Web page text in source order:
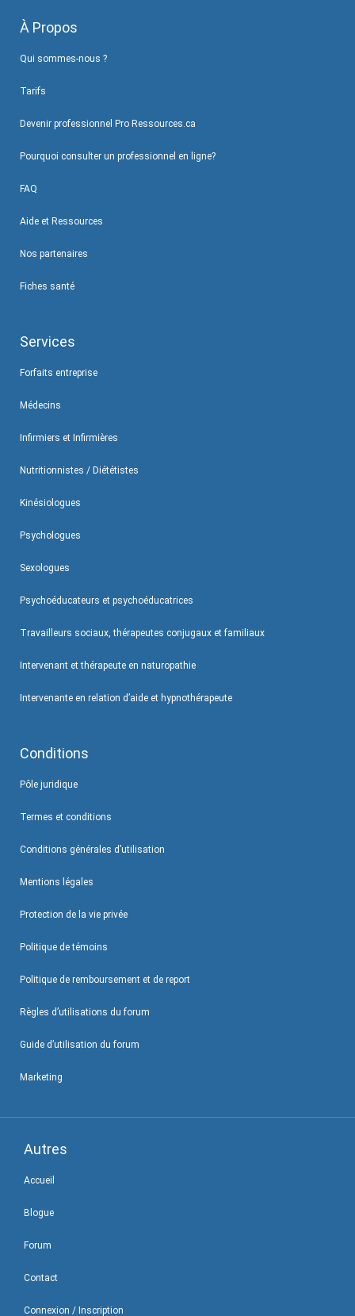
À Propos
Qui sommes-nous ?
Tarifs
Devenir professionnel Pro Ressources.ca
Pourquoi consulter un professionnel en ligne?
FAQ
Aide et Ressources
Nos partenaires
Fiches santé
Services
Forfaits entreprise
Médecins
Infirmiers et Infirmières
Nutritionnistes / Diététistes
Kinésiologues
Psychologues
Sexologues
Psychoéducateurs et psychoéducatrices
Travailleurs sociaux, thérapeutes conjugaux et familiaux
Intervenant et thérapeute en naturopathie
Intervenante en relation d’aide et hypnothérapeute
Conditions
Pôle juridique
Termes et conditions
Conditions générales d’utilisation
Mentions légales
Protection de la vie privée
Politique de témoins
Politique de remboursement et de report
Règles d’utilisations du forum
Guide d’utilisation du forum
Marketing
Autres
Accueil
Blogue
Forum
Contact
Connexion / Inscription